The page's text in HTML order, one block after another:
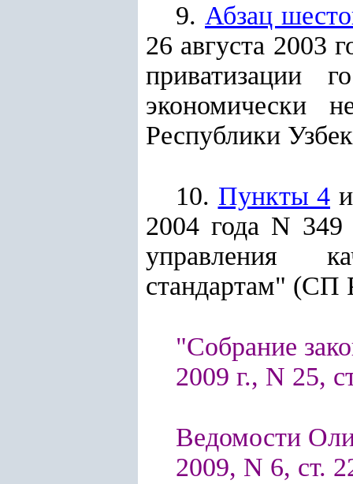
9. Абзац
26 августа 2003
приватизации
экономически
Республики
10. Пункты 4
2004 года N
управления
стандартам" (СП
"Собрание
2009 г., N 25,
Ведомости
2009, N 6, ст.